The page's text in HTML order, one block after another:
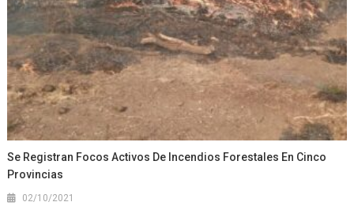
Se Registran Focos Activos De Incendios Forestales En Cinco
Provincias
02/10/2021